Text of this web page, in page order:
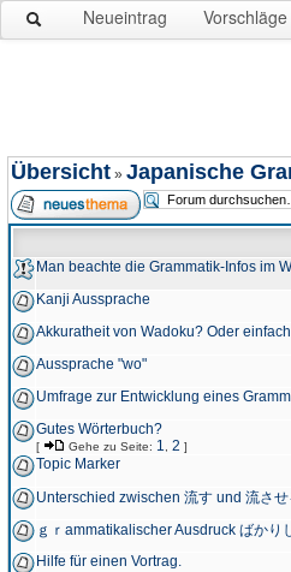
Neueintrag Vorschläge
Übersicht » Japanische
Man beachte die Grammatik-Infos im
Kanji Aussprache
Akkuratheit von Wadoku? Oder
Aussprache "wo"
Umfrage zur Entwicklung eines
Gutes Wörterbuch?
[ Gehe zu Seite: 1 2 ]
Topic Marker
Unterschied zwischen 流す und 流させ
ｇｒammatikalischer Ausdruck ばかり
Hilfe für einen Vortrag.